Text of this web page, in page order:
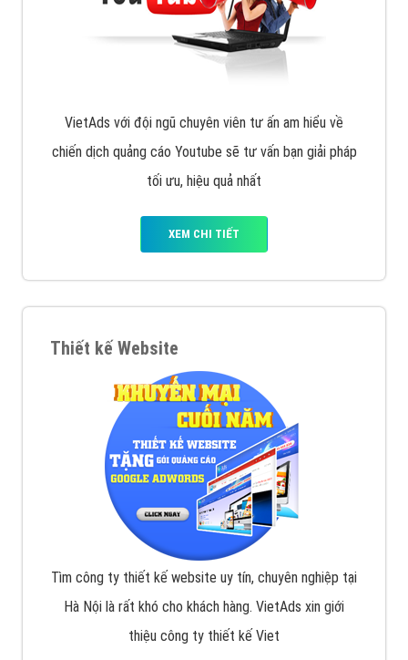
VietAds với đội ngũ chuyên viên tư ấn am hiểu về
chiến dịch quảng cáo Youtube sẽ tư vấn bạn giải pháp
tối ưu, hiệu quả nhất
XEM CHI TIẾT
Thiết kế Website
Tìm công ty thiết kế website uy tín, chuyên nghiệp tại
Hà Nội là rất khó cho khách hàng. VietAds xin giới
thiệu công ty thiết kế Viet